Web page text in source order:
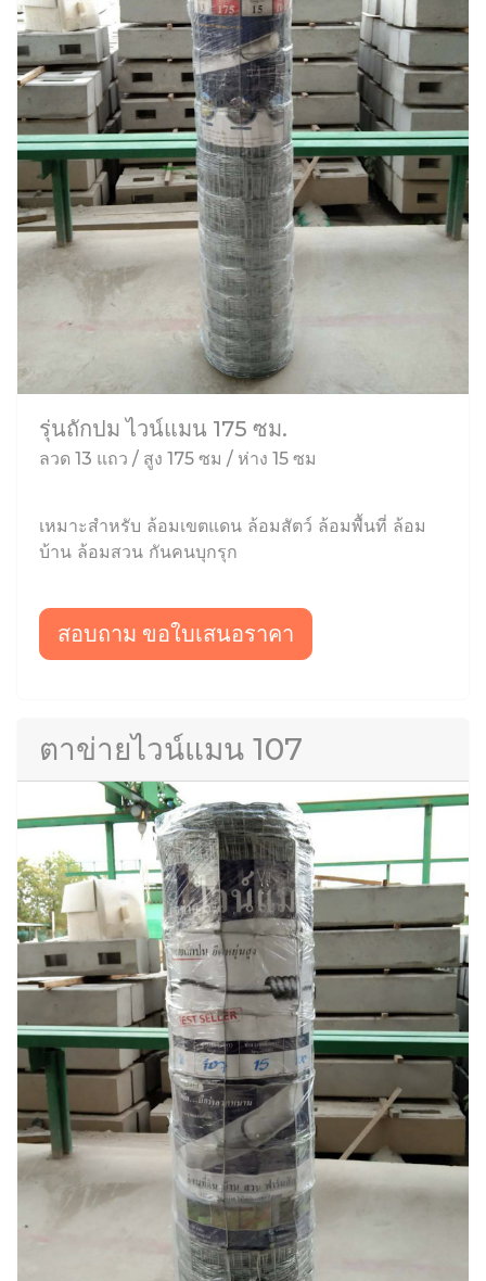
รุ่นถักปม ไวน์แมน 175 ซม.
ลวด 13 แถว / สูง 175 ซม / ห่าง 15 ซม
เหมาะสำหรับ ล้อมเขตแดน ล้อมสัตว์ ล้อมพื้นที่ ล้อม
บ้าน ล้อมสวน กันคนบุกรุก
สอบถาม ขอใบเสนอราคา
ตาข่ายไวน์แมน 107